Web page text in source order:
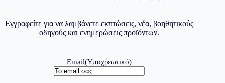
Εγγραφείτε για να λαμβάνετε εκπτώσεις, νέα, βοηθητικούς
οδηγούς και ενημερώσεις προϊόντων.
Email(Υποχρεωτικό)